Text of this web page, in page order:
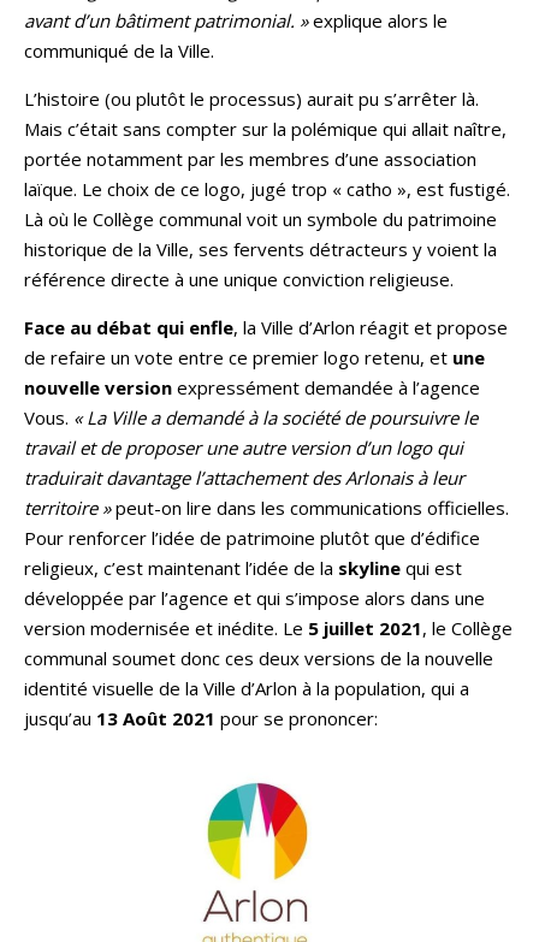
avant d’un bâtiment patrimonial. »explique alors le
communiqué de la Ville.
L’histoire (ou plutôt le processus) aurait pu s’arrêter là.
Mais c’était sans compter sur la polémique qui allait naître,
portée notamment par les membres d’une association
laïque. Le choix de ce logo, jugé trop « catho », est fustigé.
Là où le Collège communal voit un symbole du patrimoine
historique de la Ville, ses fervents détracteurs y voient la
référence directe à une unique conviction religieuse.
Face au débat qui enfle, la Ville d’Arlon réagit et propose
de refaire un vote entre ce premier logo retenu, et une
nouvelle version expressément demandée à l’agence
Vous. « La Ville a demandé à la société de poursuivre le
travail et de proposer une autre version d’un logo qui
traduirait davantage l’attachement des Arlonais à leur
territoire »peut-on lire dans les communications officielles.
Pour renforcer l’idée de patrimoine plutôt que d’édifice
religieux, c’est maintenant l’idée de la skyline qui est
développée par l’agence et qui s’impose alors dans une
version modernisée et inédite. Le 5 juillet 2021, le Collège
communal soumet donc ces deux versions de la nouvelle
identité visuelle de la Ville d’Arlon à la population, qui a
jusqu’au 13 Août 2021 pour se prononcer: